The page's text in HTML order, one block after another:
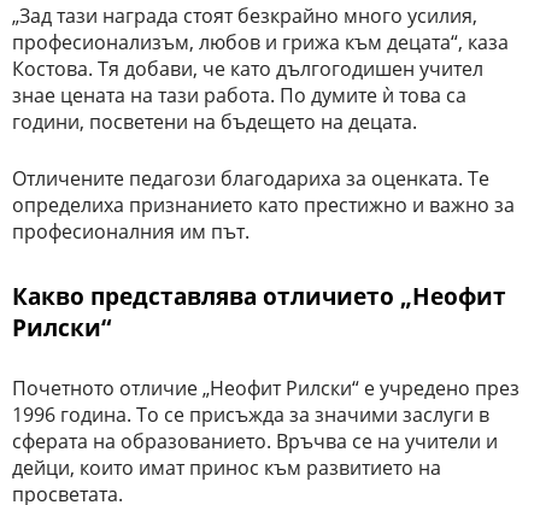
„Зад тази награда стоят безкрайно много усилия,
професионализъм, любов и грижа към децата“, каза
Костова. Тя добави, че като дългогодишен учител
знае цената на тази работа. По думите ѝ това са
години, посветени на бъдещето на децата.
Отличените педагози благодариха за оценката. Те
определиха признанието като престижно и важно за
професионалния им път.
Какво представлява отличието „Неофит
Рилски“
Почетното отличие „Неофит Рилски“ е учредено през
1996 година. То се присъжда за значими заслуги в
сферата на образованието. Връчва се на учители и
дейци, които имат принос към развитието на
просветата.